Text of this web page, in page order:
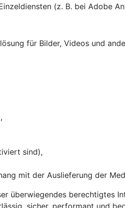
(z. B. bei Adobe
für Bilder, Videos und
sind),
mit der Auslieferung der
überwiegendes berechtigtes
sicher, performant und